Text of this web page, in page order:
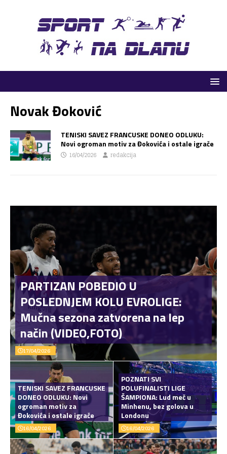
Novak Đoković
TENISKI SAVEZ FRANCUSKE DONEO ODLUKU:
Novi ogroman motiv za Đokovića i ostale igrače
16/04/2026 redakcija
PARTIZAN POBEDIO U
POSLEDNJEM KOLU EVROLIGE:
Mučna sezona zatvorena na lep
način (VIDEO,FOTO)
17/04/2026
TENISKI SAVEZ FRANCUSKE
DONEO ODLUKU: Novi
ogroman motiv za
Đokovića i ostale igrače
16/04/2026
POZNATI SVI
POLUFINALISTI LIGE
ŠAMPIONA: Lud meč u
Minhenu, bez golova u
Londonu
16/04/2026